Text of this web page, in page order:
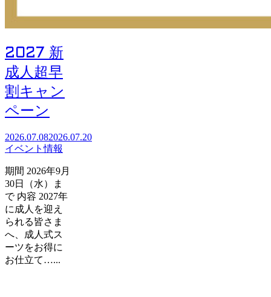
2027 新
成人超早
割キャン
ペーン
2026.07.082026.07.20
イベント情報
期間 2026年9月
30日（水）ま
で 内容 2027年
に成人を迎え
られる皆さま
へ、成人式ス
ーツをお得に
お仕立て…...